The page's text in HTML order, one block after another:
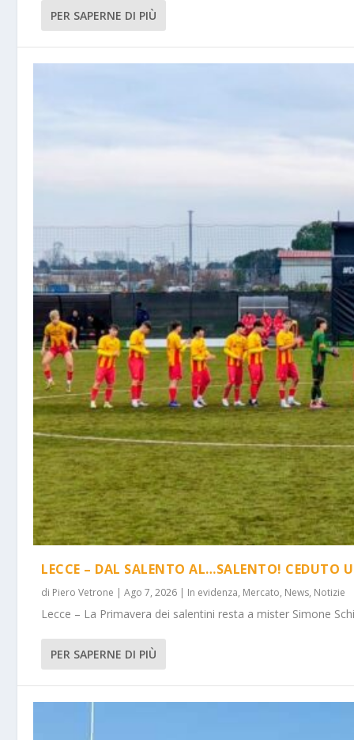
PER SAPERNE DI PIÙ
LECCE – DAL SALENTO AL…SALENTO! CEDUTO
di Piero Vetrone |Ago 7, 2026 | In evidenza, Mercato, News, Notizie
Lecce – La Primavera dei salentini resta a mister Simone
PER SAPERNE DI PIÙ